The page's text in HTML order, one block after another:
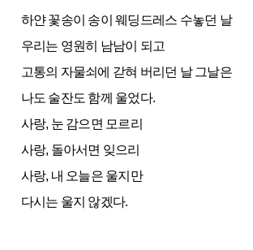
하얀 꽃송이 송이 웨딩드레스 수놓던 날
우리는 영원히 남남이 되고
고통의 자물쇠에 갇혀 버리던 날 그날은
나도 술잔도 함께 울었다.
사랑, 눈 감으면 모르리
사랑, 돌아서면 잊으리
사랑, 내 오늘은 울지만
다시는 울지 않겠다.